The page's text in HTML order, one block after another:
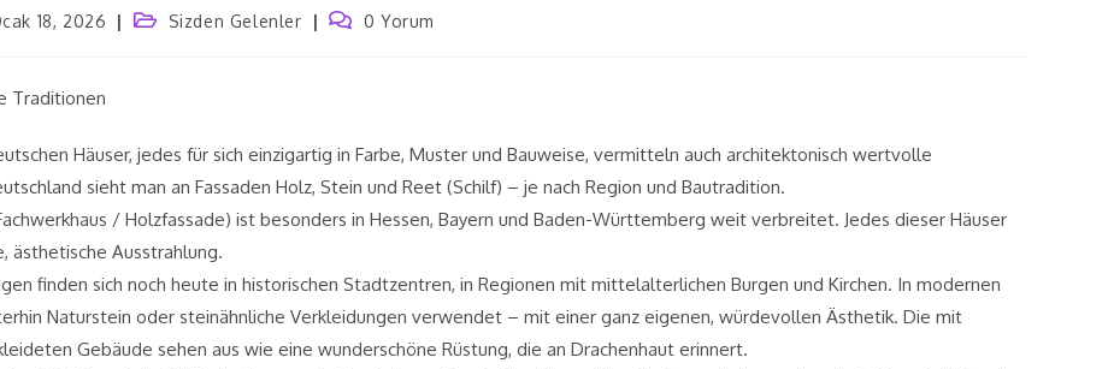
18, 2026 Sizden Gelenler 0 Yorum
Traditionen
Häuser, jedes für sich einzigartig in Farbe, Muster und Bauweise, vermitteln auch architektonisch wertvolle
sieht man an Fassaden Holz, Stein und Reet (Schilf) – je nach Region und Bautradition.
/ Holzfassade) ist besonders in Hessen, Bayern und Baden-Württemberg weit verbreitet. Jedes dieser Häuser
ästhetische Ausstrahlung.
finden sich noch heute in historischen Stadtzentren, in Regionen mit mittelalterlichen Burgen und Kirchen. In modernen
Naturstein oder steinähnliche Verkleidungen verwendet – mit einer ganz eigenen, würdevollen Ästhetik. Die mit
Gebäude sehen aus wie eine wunderschöne Rüstung, die an Drachenhaut erinnert.